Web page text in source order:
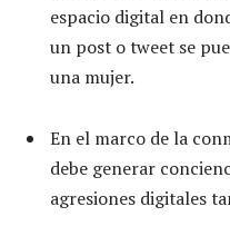
espacio digital en
un post o tweet se
una mujer.
En el marco de la
debe generar
agresiones digitales